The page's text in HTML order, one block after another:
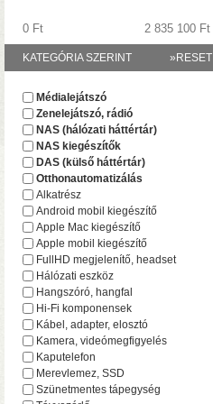
0 Ft 2 835 100 Ft
»RESET
KATEGÓRIA SZERINT
Médialejátszó
Zenelejátszó, rádió
NAS (hálózati háttértár)
NAS kiegészítők
DAS (külső háttértár)
Otthonautomatizálás
Alkatrész
Android mobil kiegészítő
Apple Mac kiegészítő
Apple mobil kiegészítő
FullHD megjelenítő, headset
Hálózati eszköz
Hangszóró, hangfal
Hi-Fi komponensek
Kábel, adapter, elosztó
Kamera, videómegfigyelés
Kaputelefon
Merevlemez, SSD
Szünetmentes tápegység